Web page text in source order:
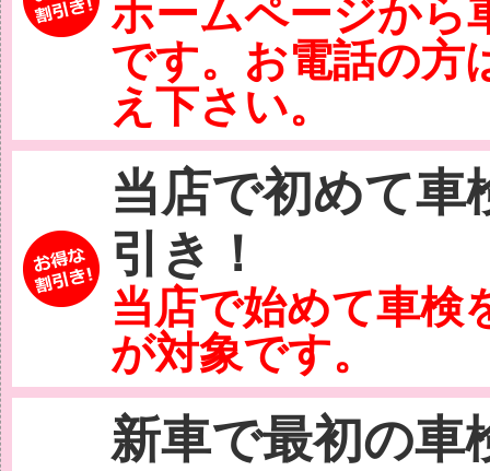
ホームページから
です。お電話の方
え下さい。
当店で初めて車
引き！
当店で始めて車検
が対象です。
新車で最初の車